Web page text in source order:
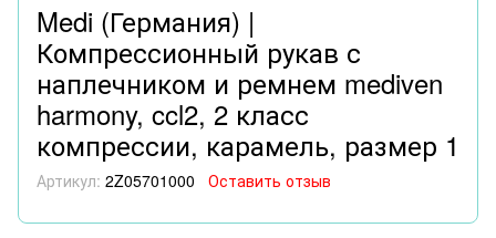
Medi (Германия) |
Компрессионный рукав с
наплечником и ремнем mediven
harmony, ccl2, 2 класс
компрессии, карамель, размер 1
Артикул: 2Z05701000 Оставить отзыв